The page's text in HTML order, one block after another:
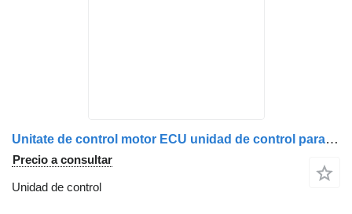
Unitate de control motor ECU unidad de control para Scania (numere piese: 2036116, 2420330, 2391463, 2204868, 2272108, 2292782, 2309636) camión
Precio a consultar
Unidad de control